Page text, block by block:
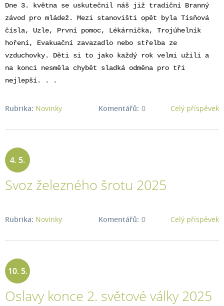
Dne 3. května se uskutečnil náš již tradiční Branný
závod pro mládež. Mezi stanovišti opět byla Tísňová
čísla, Uzle, První pomoc, Lékárnička, Trojúhelník
hoření, Evakuační zavazadlo nebo střelba ze
vzduchovky. Děti si to jako každý rok velmi užili a
na konci nesměla chybět sladká odměna pro tři
nejlepší. . .
Celý příspěvek
Rubrika: Novinky 0
Komentářů:
4. 5.
2025
Svoz železného šrotu 2025
Celý příspěvek
Rubrika: Novinky 0
Komentářů:
10. 5.
2025
Oslavy konce 2. světové války 2025